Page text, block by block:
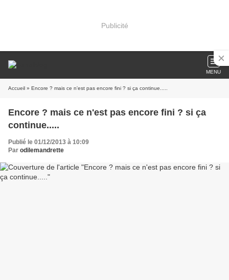
Publicité
MENU
Accueil » Encore ? mais ce n'est pas encore fini ? si ça continue.....
Encore ? mais ce n'est pas encore fini ? si ça
continue.....
Publié le 01/12/2013 à 10:09
Par odilemandrette